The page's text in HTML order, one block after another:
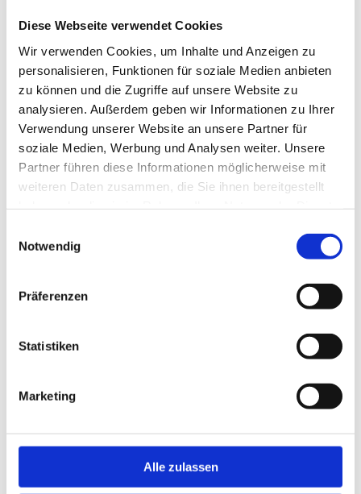
Diese Webseite verwendet Cookies
Wir verwenden Cookies, um Inhalte und Anzeigen zu
personalisieren, Funktionen für soziale Medien anbieten
zu können und die Zugriffe auf unsere Website zu
analysieren. Außerdem geben wir Informationen zu Ihrer
Verwendung unserer Website an unsere Partner für
soziale Medien, Werbung und Analysen weiter. Unsere
Partner führen diese Informationen möglicherweise mit
weiteren Daten zusammen, die Sie ihnen bereitgestellt
Notwendig
Präferenzen
Statistiken
Marketing
Alle zulassen
2021
November 2021
September 2021
Juli 2021
Juni 2021
April 2021
März 2021
Mai 2020
April 2020
Februar 2020